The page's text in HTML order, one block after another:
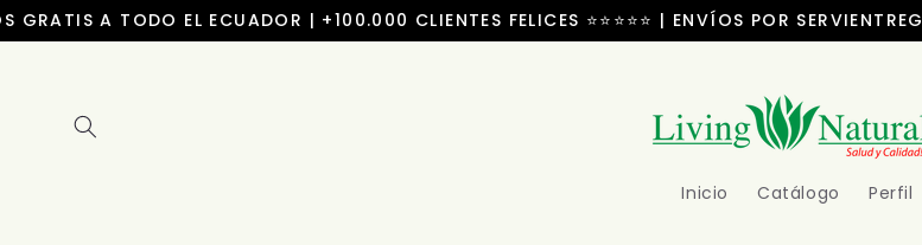
directamente
al contenido
A TODO EL ECUADOR | +100.000 CLIENTES FELICES ⭐⭐⭐⭐⭐ | ENVÍOS POR SERVIENTREGA ★
Inicio Catálogo Perfil